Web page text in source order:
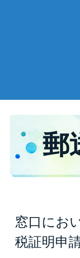
郵
窓口にお
税証明申